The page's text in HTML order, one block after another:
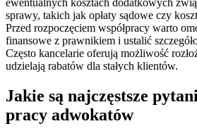
ewentualnych kosztach dodatkowych
sprawy, takich jak opłaty sądowe czy
Przed rozpoczęciem współpracy warto
finansowe z prawnikiem i ustalić
Często kancelarie oferują możliwość
udzielają rabatów dla stałych klientów.
Jakie są najczęstsze
pracy adwokatów